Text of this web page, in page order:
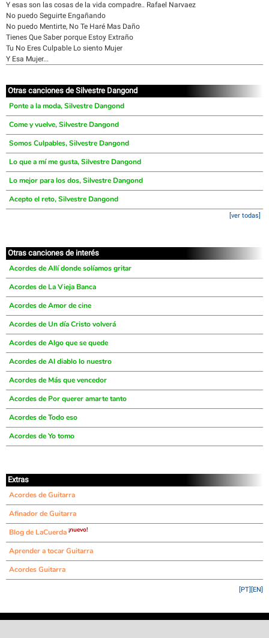
Y esas son las cosas de la vida compadre.. Rafael Narvaez
No puedo Seguirte Engañando
No puedo Mentirte, No Te Haré Mas Daño
Tienes Que Saber porque Estoy Extraño
Tu No Eres Culpable Lo siento Mujer
Y Esa Mujer...
Otras canciones de Silvestre Dangond
Ponte a la moda, Silvestre Dangond
Come y vuelve, Silvestre Dangond
Somos Culpables, Silvestre Dangond
Lo que a mí me gusta, Silvestre Dangond
Lo mejor para los dos, Silvestre Dangond
Acepto el reto, Silvestre Dangond
[ver todas]
Otras canciones de interés
Acordes de Allí donde solíamos gritar
Acordes de La Vieja Banca
Acordes de Amor de cine
Acordes de Un día Cristo volverá
Acordes de Algo que se quede
Acordes de Al diablo lo nuestro
Acordes de Más que vencedor
Acordes de Por querer amarte tanto
Acordes de Todo eso
Acordes de Yo tomo
Extras
Acordes de Guitarra
Afinador de Guitarra
Blog de LaCuerda ¡nuevo!
Aprender a tocar Guitarra
Acordes Guitarra
[EN]
[PT]